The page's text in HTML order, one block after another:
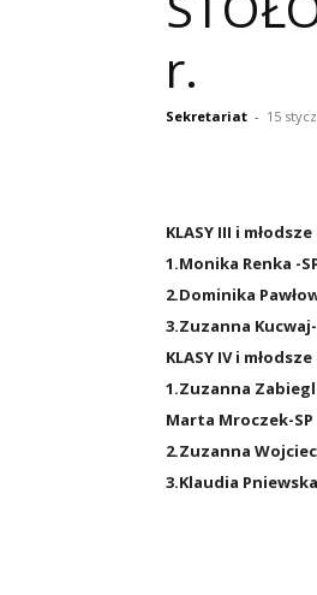
r.
Sekretariat - 15
KLASY III i młodsze
1.Monika Renka -
2.Dominika
3.Zuzanna
KLASY IV i młodsze
1.Zuzanna
Marta Mroczek-
2.Zuzanna
3.Klaudia